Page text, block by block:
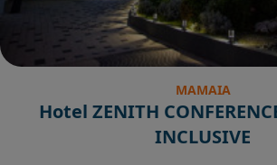
MAMAIA
Hotel ZENITH
INCLUSIVE